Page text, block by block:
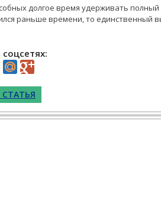
долгое время удерживать полный
раньше времени, то единственный